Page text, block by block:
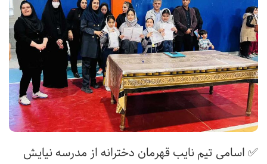
✅ اسامی تیم نایب قهرمان دخترانه از مدرسه نیایش